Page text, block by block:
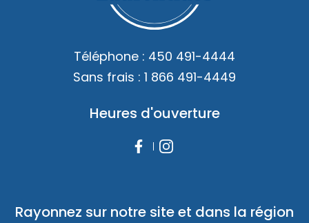
Téléphone : 450 491-4444
Sans frais : 1 866 491-4449
Heures d'ouverture
Rayonnez sur notre site et dans la région